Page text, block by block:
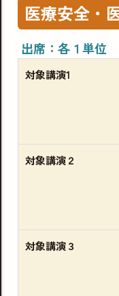
医療安全・
出席：各１単位
対象講演1
対象講演２
対象講演３